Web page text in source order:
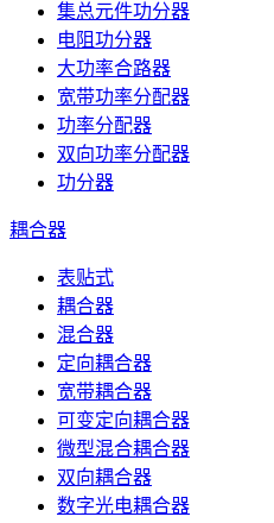
集总元件功分器
电阻功分器
大功率合路器
宽带功率分配器
功率分配器
双向功率分配器
功分器
耦合器
表贴式
耦合器
混合器
定向耦合器
宽带耦合器
可变定向耦合器
微型混合耦合器
双向耦合器
数字光电耦合器